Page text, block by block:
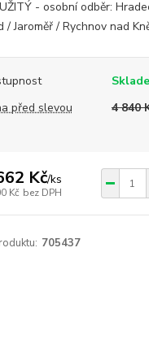
- osobní odběr:
/ Jaroměř / Rychnov nad
před slevou
4 840
Kč/ks
Kč bez DPH
705437